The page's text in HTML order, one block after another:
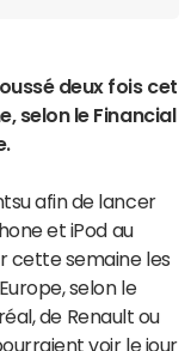
deux fois cet
selon le Financial
afin de lancer
et iPod au
cette semaine les
selon le
de Renault ou
voir le jour